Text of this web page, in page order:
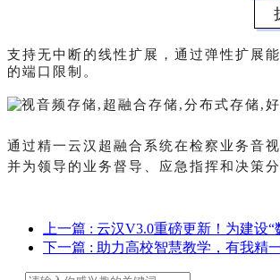
支持无中断的线性扩展，通过弹性扩展
的端口限制。
通过精一云汉超融合系统在检察业务音
并为领导的业务督导、应急指挥和决策
上一篇 : 云汉V3.0重磅更新！为建设“
下一篇 : 助力高校智慧教学，有我精